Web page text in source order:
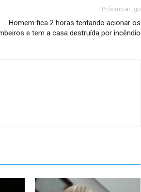
Próximo artigo
Homem fica 2 horas tentando acionar os
e tem a casa destruída por incêndio